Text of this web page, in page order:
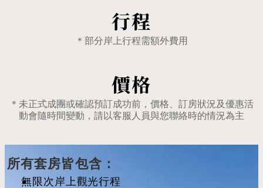
行程
＊部分岸上行程需額外費用
價格
＊未正式成團或確認預訂成功前，價格、訂房狀況及優惠活
動會隨時間變動，請以客服人員與您聯絡時的情況為主
所有套房皆包含：
無限次岸上觀光行程